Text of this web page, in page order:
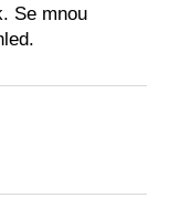
Se mnou